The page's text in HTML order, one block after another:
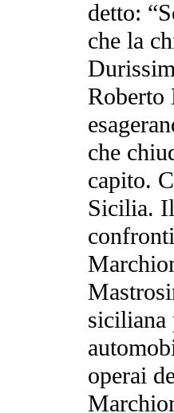
detto:
che la
Roberto
che
capito.
Sicilia.
siciliana
operai